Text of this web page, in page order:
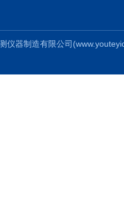
仪器制造有限公司